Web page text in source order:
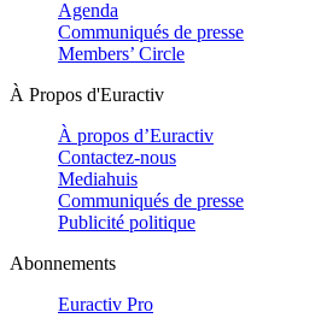
Agenda
Communiqués de presse
Members’ Circle
À Propos d'Euractiv
À propos d’Euractiv
Contactez-nous
Mediahuis
Communiqués de presse
Publicité politique
Abonnements
Euractiv Pro